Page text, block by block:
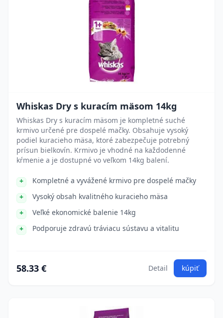
Whiskas Dry s kuracím mäsom 14kg
Whiskas Dry s kuracím mäsom je kompletné suché
krmivo určené pre dospelé mačky. Obsahuje vysoký
podiel kuracieho mäsa, ktoré zabezpečuje potrebný
prísun bielkovín. Krmivo je vhodné na každodenné
kŕmenie a je dostupné vo veľkom 14kg balení.
Kompletné a vyvážené krmivo pre dospelé mačky
Vysoký obsah kvalitného kuracieho mäsa
Veľké ekonomické balenie 14kg
Podporuje zdravú tráviacu sústavu a vitalitu
58.33 € Detail kúpiť